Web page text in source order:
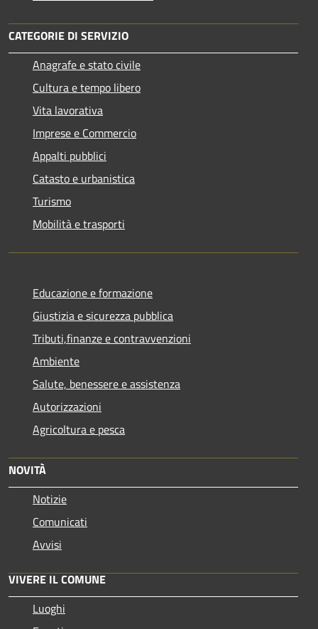
CATEGORIE DI SERVIZIO
Anagrafe e stato civile
Cultura e tempo libero
Vita lavorativa
Imprese e Commercio
Appalti pubblici
Catasto e urbanistica
Turismo
Mobilità e trasporti
Educazione e formazione
Giustizia e sicurezza pubblica
Tributi,finanze e contravvenzioni
Ambiente
Salute, benessere e assistenza
Autorizzazioni
Agricoltura e pesca
NOVITÀ
Notizie
Comunicati
Avvisi
VIVERE IL COMUNE
Luoghi